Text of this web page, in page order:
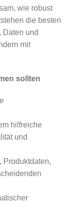
wie robust
die besten
Daten und
mit
sollten
hilfreiche
und
Produktdaten,